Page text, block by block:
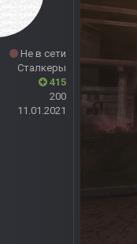
Не в сети
Сталкеры
415
200
11.01.2021